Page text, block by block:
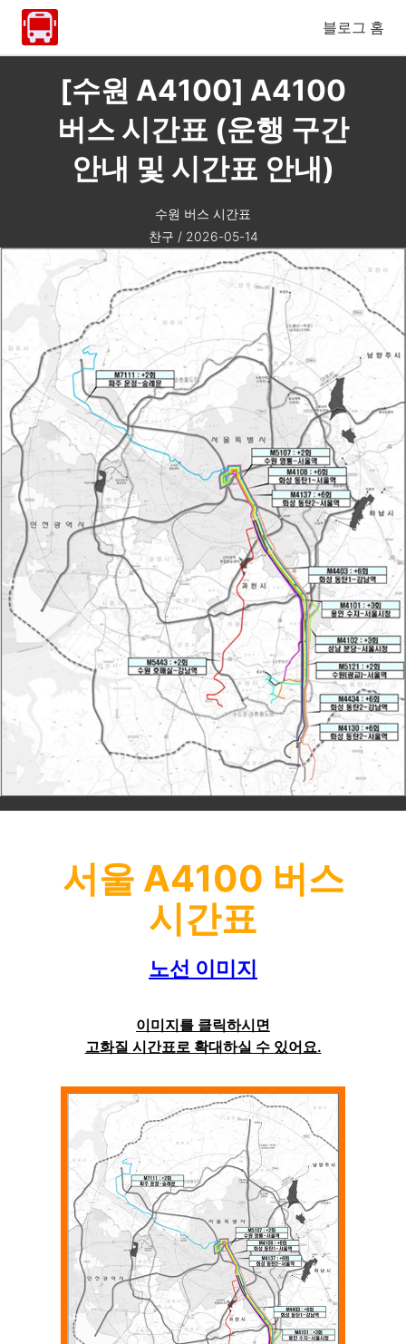
블로그 홈
[수원 A4100] A4100
버스 시간표 (운행 구간
안내 및 시간표 안내)
수원 버스 시간표
찬구 / 2026-05-14
서울 A4100 버스
시간표
노선 이미지
이미지를 클릭하시면
고화질 시간표로 확대하실 수 있어요.